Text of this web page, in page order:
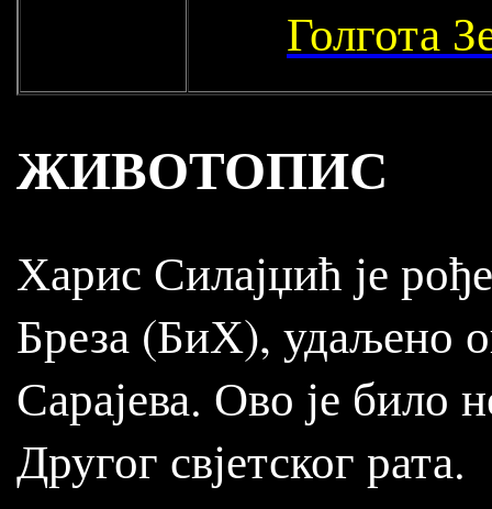
Голгота
ЖИВОТОПИС
Харис Силајџић је
Бреза (БиХ), удаљено
Сарајева. Ово је било
Другог свјетског рата.